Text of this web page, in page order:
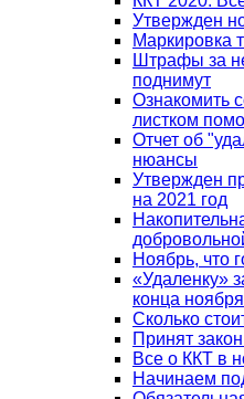
Утвержден
Маркировка
Штрафы за
поднимут
Ознакомить
листком
Отчет об
нюансы
Утвержден
на 2021 год
Ноябрь, что
«Удаленку»
конца ноября
Сколько
Принят
Все о ККТ в
Начинаем